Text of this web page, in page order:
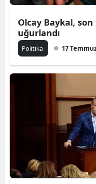
Olcay Baykal,
uğurlandı
Politika 17